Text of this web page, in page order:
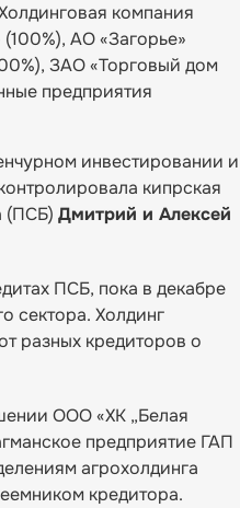
компания
АО «Загорье»
ЗАО «Торговый дом
предприятия
инвестировании и
кипрская
(ПСБ) Дмитрий и Алексей
ПСБ, пока в декабре
сектора. Холдинг
разных кредиторов о
ООО «ХК „Белая
предприятие ГАП
агрохолдинга
кредитора.